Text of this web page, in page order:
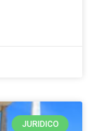
JURIDICO